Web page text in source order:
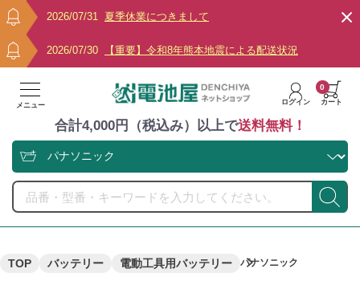
2026/07/31 夏季休業につきまして
2026/07/30 【重要】令和8年熊本地震による配送状況
メニュー ログイン カート
0
合計4,000円（税込み）以上で送料無料！
TOP バッテリー 電動工具用バッテリー パナソニック